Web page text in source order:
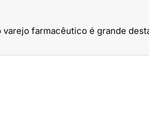
farmacêutico é grande